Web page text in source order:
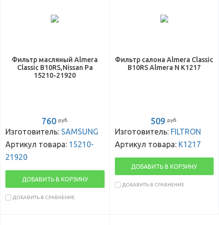
Фильтр масляный Almera
Classic B10RS,Nissan Pa
15210-21920
760 руб.
Изготовитель: SAMSUNG
Артикул товара: 15210-
21920
ДОБАВИТЬ В КОРЗИНУ
ДОБАВИТЬ В СРАВНЕНИЕ
Фильтр салона Almera Classic
B10RS Almera N K1217
509 руб.
Изготовитель: FILTRON
Артикул товара: K1217
ДОБАВИТЬ В КОРЗИНУ
ДОБАВИТЬ В СРАВНЕНИЕ